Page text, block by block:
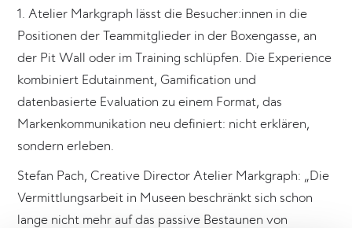
1. Atelier Markgraph lässt die Besucher:innen in die
Positionen der Teammitglieder in der Boxengasse, an
der Pit Wall oder im Training schlüpfen. Die Experience
kombiniert Edutainment, Gamification und
datenbasierte Evaluation zu einem Format, das
Markenkommunikation neu definiert: nicht erklären,
sondern erleben.
Stefan Pach, Creative Director Atelier Markgraph: „Die
Vermittlungsarbeit in Museen beschränkt sich schon
lange nicht mehr auf das passive Bestaunen von